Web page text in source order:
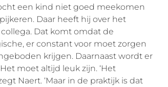
een kind niet goed meekomen
Daar heeft hij over het
Dat komt omdat de
er constant voor moet zorgen
krijgen. Daarnaast wordt er
moet altijd leuk zijn. ‘Het
Naert. ‘Maar in de praktijk is dat